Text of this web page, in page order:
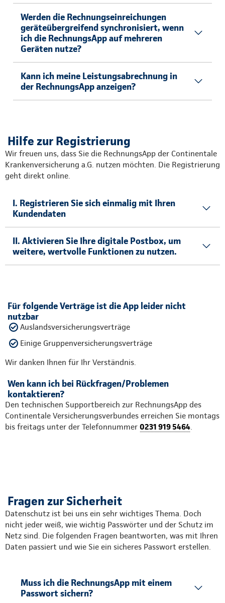
Werden die Rechnungseinreichungen
geräteübergreifend synchronisiert, wenn
ich die RechnungsApp auf mehreren
Geräten nutze?
Kann ich meine Leistungsabrechnung in
der RechnungsApp anzeigen?
Hilfe zur Registrierung
Wir freuen uns, dass Sie die RechnungsApp der Continentale
Krankenversicherung a.G. nutzen möchten. Die Registrierung
geht direkt online.
I. Registrieren Sie sich einmalig mit Ihren
Kundendaten
II. Aktivieren Sie Ihre digitale Postbox, um
weitere, wertvolle Funktionen zu nutzen.
Für folgende Verträge ist die App leider nicht
nutzbar
Auslandsversicherungsverträge
Einige Gruppenversicherungsverträge
Wir danken Ihnen für Ihr Verständnis.
Wen kann ich bei Rückfragen/Problemen
kontaktieren?
Den technischen Supportbereich zur RechnungsApp des
Continentale Versicherungsverbundes erreichen Sie montags
bis freitags unter der Telefonnummer 0231 919 5464.
Fragen zur Sicherheit
Datenschutz ist bei uns ein sehr wichtiges Thema. Doch
nicht jeder weiß, wie wichtig Passwörter und der Schutz im
Netz sind. Die folgenden Fragen beantworten, was mit Ihren
Daten passiert und wie Sie ein sicheres Passwort erstellen.
Muss ich die RechnungsApp mit einem
Passwort sichern?